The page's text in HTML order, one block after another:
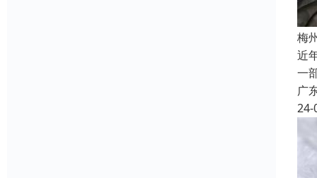
梅
近
一
广
24-